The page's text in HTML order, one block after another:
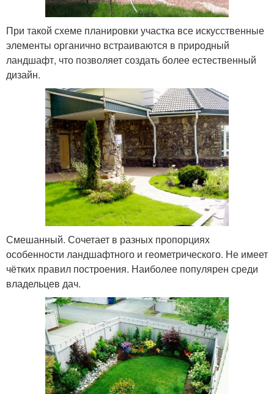
При такой схеме планировки участка все искусственные
элементы органично встраиваются в природный
ландшафт, что позволяет создать более естественный
дизайн.
Смешанный. Сочетает в разных пропорциях
особенности ландшафтного и геометрического. Не имеет
чётких правил построения. Наиболее популярен среди
владельцев дач.